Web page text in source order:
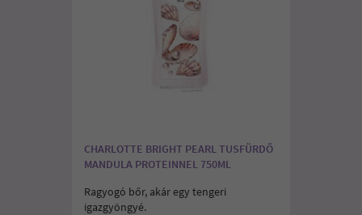
CHARLOTTE BRIGHT PEARL TUSFÜRDŐ
MANDULA PROTEINNEL 750ML
Ragyogó bőr, akár egy tengeri
igazgyöngyé.